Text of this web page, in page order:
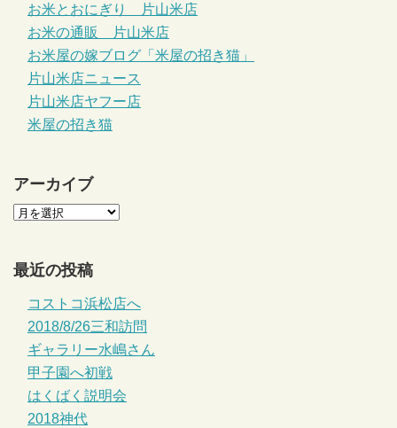
お米とおにぎり 片山米店
お米の通販 片山米店
お米屋の嫁ブログ「米屋の招き猫」
片山米店ニュース
片山米店ヤフー店
米屋の招き猫
アーカイブ
最近の投稿
コストコ浜松店へ
2018/8/26三和訪問
ギャラリー水嶋さん
甲子園へ初戦
はくばく説明会
2018神代